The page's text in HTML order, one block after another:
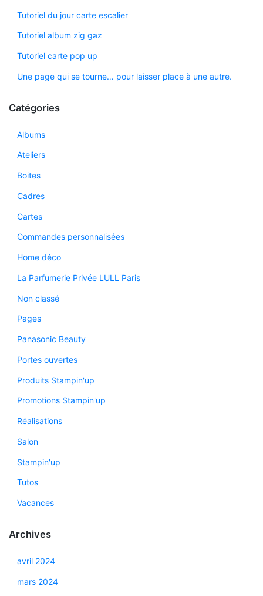
Tutoriel du jour carte escalier
Tutoriel album zig gaz
Tutoriel carte pop up
Une page qui se tourne… pour laisser place à une autre.
Catégories
Albums
Ateliers
Boites
Cadres
Cartes
Commandes personnalisées
Home déco
La Parfumerie Privée LULL Paris
Non classé
Pages
Panasonic Beauty
Portes ouvertes
Produits Stampin'up
Promotions Stampin'up
Réalisations
Salon
Stampin'up
Tutos
Vacances
Archives
avril 2024
mars 2024